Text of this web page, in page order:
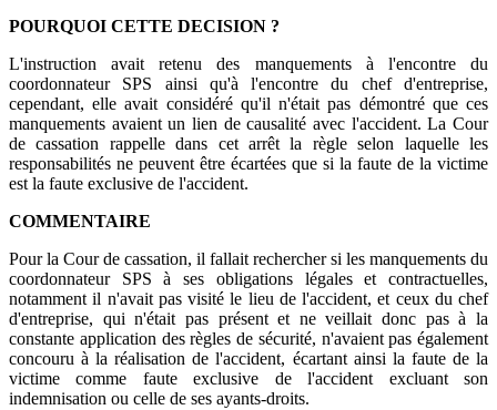
POURQUOI CETTE DECISION ?
L'instruction avait retenu des manquements à l'encontre du
coordonnateur SPS ainsi qu'à l'encontre du chef d'entreprise,
cependant, elle avait considéré qu'il n'était pas démontré que ces
manquements avaient un lien de causalité avec l'accident. La Cour
de cassation rappelle dans cet arrêt la règle selon laquelle les
responsabilités ne peuvent être écartées que si la faute de la victime
est la faute exclusive de l'accident.
COMMENTAIRE
Pour la Cour de cassation, il fallait rechercher si les manquements du
coordonnateur SPS à ses obligations légales et contractuelles,
notamment il n'avait pas visité le lieu de l'accident, et ceux du chef
d'entreprise, qui n'était pas présent et ne veillait donc pas à la
constante application des règles de sécurité, n'avaient pas également
concouru à la réalisation de l'accident, écartant ainsi la faute de la
victime comme faute exclusive de l'accident excluant son
indemnisation ou celle de ses ayants-droits.